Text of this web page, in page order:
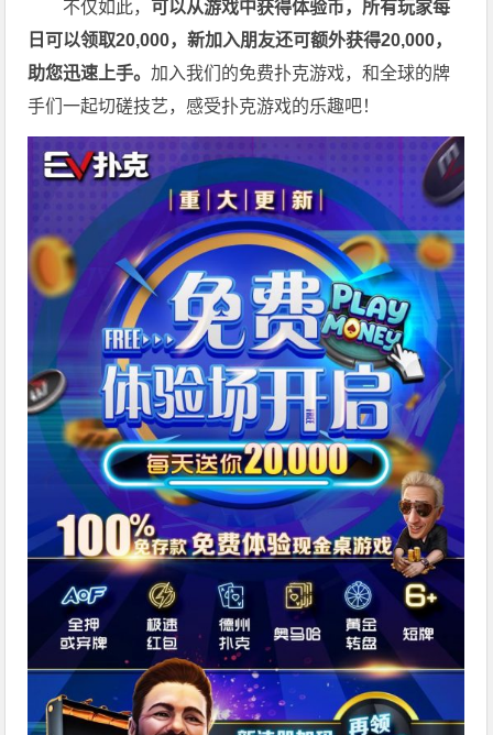
不仅如此， 可以从游戏中获得体验币，所有玩家每
日可以领取20,000，新加入朋友还可额外获得20,000，
助您迅速上手。加入我们的免费扑克游戏，和全球的牌
手们一起切磋技艺，感受扑克游戏的乐趣吧！